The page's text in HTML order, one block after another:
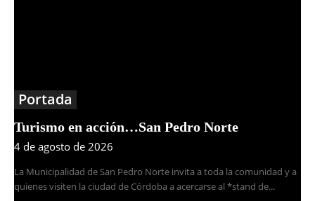
Portada
Turismo en acción…San Pedro Norte
4 de agosto de 2026
La Municipalidad de San Pedro Norte invita a toda la comunidad y a
quienes visiten la ciudad de Córdoba a acercarse al *stand de...